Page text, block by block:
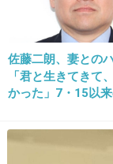
その美貌っ
私の脳内では
佐藤二朗、妻との
「君と生きてきて
かった」7・15以
「文〇砲より遥か
いが…」